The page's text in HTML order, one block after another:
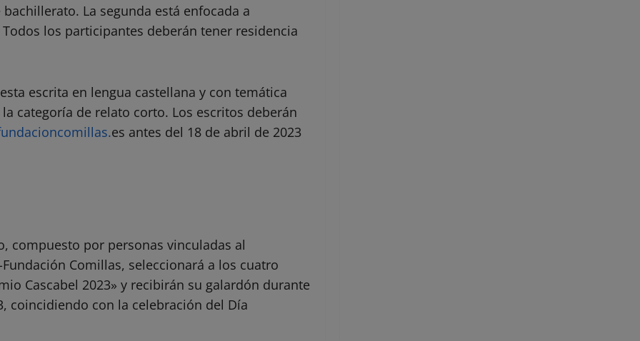
bachillerato. La segunda está enfocada a
los participantes deberán tener residencia
escrita en lengua castellana y con temática
categoría de relato corto. Los escritos deberán
es antes del 18 de abril de 2023
compuesto por personas vinculadas al
Comillas, seleccionará a los cuatro
Cascabel 2023» y recibirán su galardón durante
coincidiendo con la celebración del Día